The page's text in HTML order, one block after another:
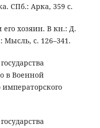
СПб.: Арка, 359 с.
хозяин. В кн.: Д.
с. 126–341.
в Военной